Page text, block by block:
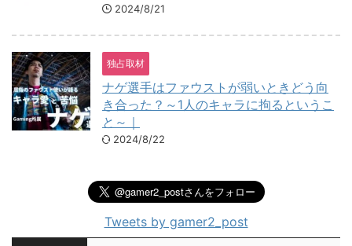
2024/8/21
独占取材
ナゲ選手はファウストが弱いときどう向
き合った？～1人のキャラに拘るというこ
と～｜
2024/8/22
Tweets by gamer2_post